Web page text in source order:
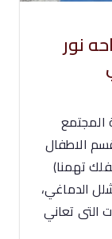
نور
المجتمع
الاطفال
تهمنا)
الدماغي،
التى تعاني